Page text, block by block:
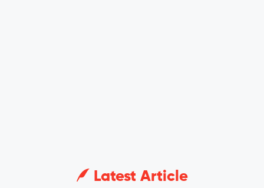
Latest Article